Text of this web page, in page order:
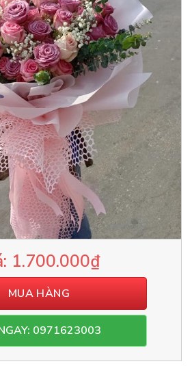
1.700.000₫
MUA HÀNG
0971623003